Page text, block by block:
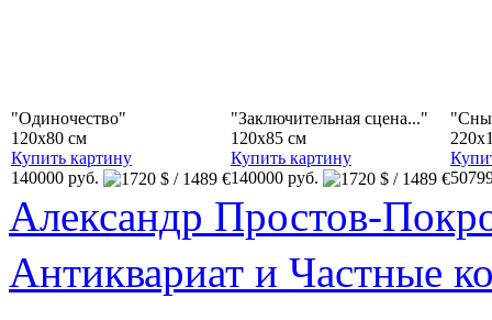
"Одиночество"
120x80 см
Купить картину
140000 руб.
"Заключительная сцена..."
120x85 см
Купить картину
140000 руб.
"Сны
Александр Простов-
Антиквариат и Частные